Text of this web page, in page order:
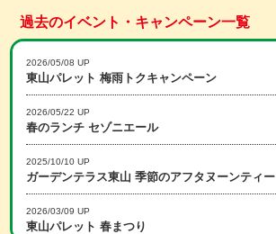
過去のイベント・キャンペーン一覧
2026/05/08 UP
東山パレット 梅雨トクキャンペーン
2026/05/22 UP
春のランチ セゾニエール
2025/10/10 UP
ガーデンテラス東山 季節のアフタヌーンティー
2026/03/09 UP
東山パレット 春まつり